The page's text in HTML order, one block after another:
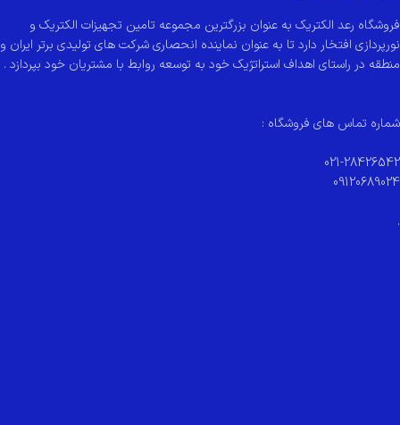
فروشگاه رعد الکتریک به عنوان بزرگترین مجموعه تامین تجهیزات الکتریک و
نورپردازی افتخار دارد تا به عنوان نماینده انحصاری شرکت های تولیدی برتر ایران و
منطقه در راستای اهداف استراتژیک خود به توسعه روابط با مشتریان خود بپردازد .
شماره تماس های فروشگاه :
021-28426542
09120689024
.